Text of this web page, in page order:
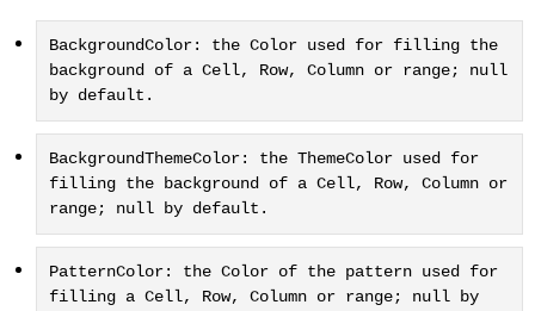
BackgroundColor: the Color used for filling the
background of a Cell, Row, Column or range; null
by default.
BackgroundThemeColor: the ThemeColor used for
filling the background of a Cell, Row, Column or
range; null by default.
PatternColor: the Color of the pattern used for
filling a Cell, Row, Column or range; null by